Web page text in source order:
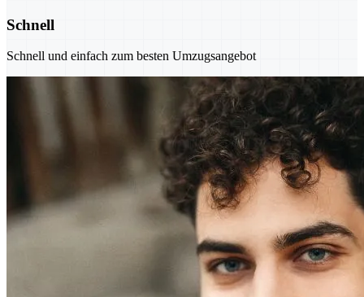
Schnell
Schnell und einfach zum besten Umzugsangebot